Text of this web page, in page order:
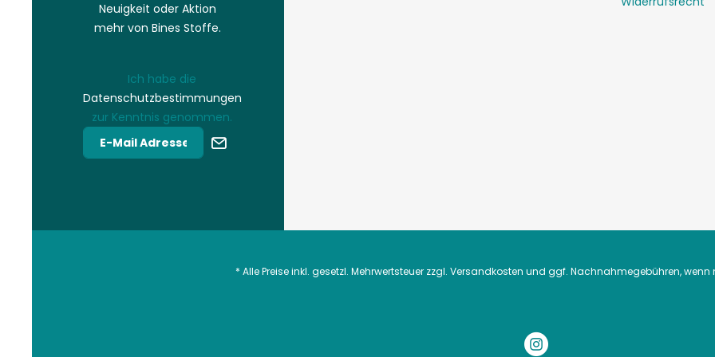
Neuigkeit oder Aktion
mehr von Bines Stoffe.
Ich habe die
Datenschutzbestimmungen
zur Kenntnis genommen.
* Alle Preise inkl. gesetzl. Mehrwertsteuer zzgl. Versandkosten und ggf. Nachnahmegebühren, wenn